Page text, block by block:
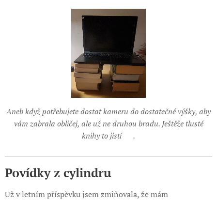
Aneb když potřebujete dostat kameru do dostatečné výšky, aby
vám zabrala obličej, ale už ne druhou bradu. Ještěže tlusté
knihy to jistí
.
Povídky z cylindru
Už v letním příspěvku jsem zmiňovala, že mám